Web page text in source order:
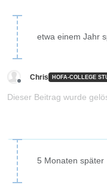
etwa einem Jahr
Chris HOFA-COLLEGE
Dieser Beitrag wurde
5 Monaten später